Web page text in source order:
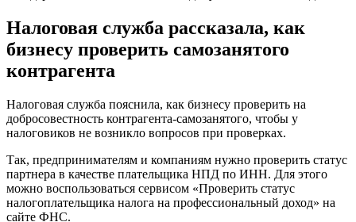
Налоговая служба рассказала, как
бизнесу проверить самозанятого
контрагента
Налоговая служба пояснила, как бизнесу проверить на
добросовестность контрагента-самозанятого, чтобы у
налоговиков не возникло вопросов при проверках.
Так, предпринимателям и компаниям нужно проверить статус
партнера в качестве плательщика НПД по ИНН. Для этого
можно воспользоваться сервисом «Проверить статус
налогоплательщика налога на профессиональный доход» на
сайте ФНС.